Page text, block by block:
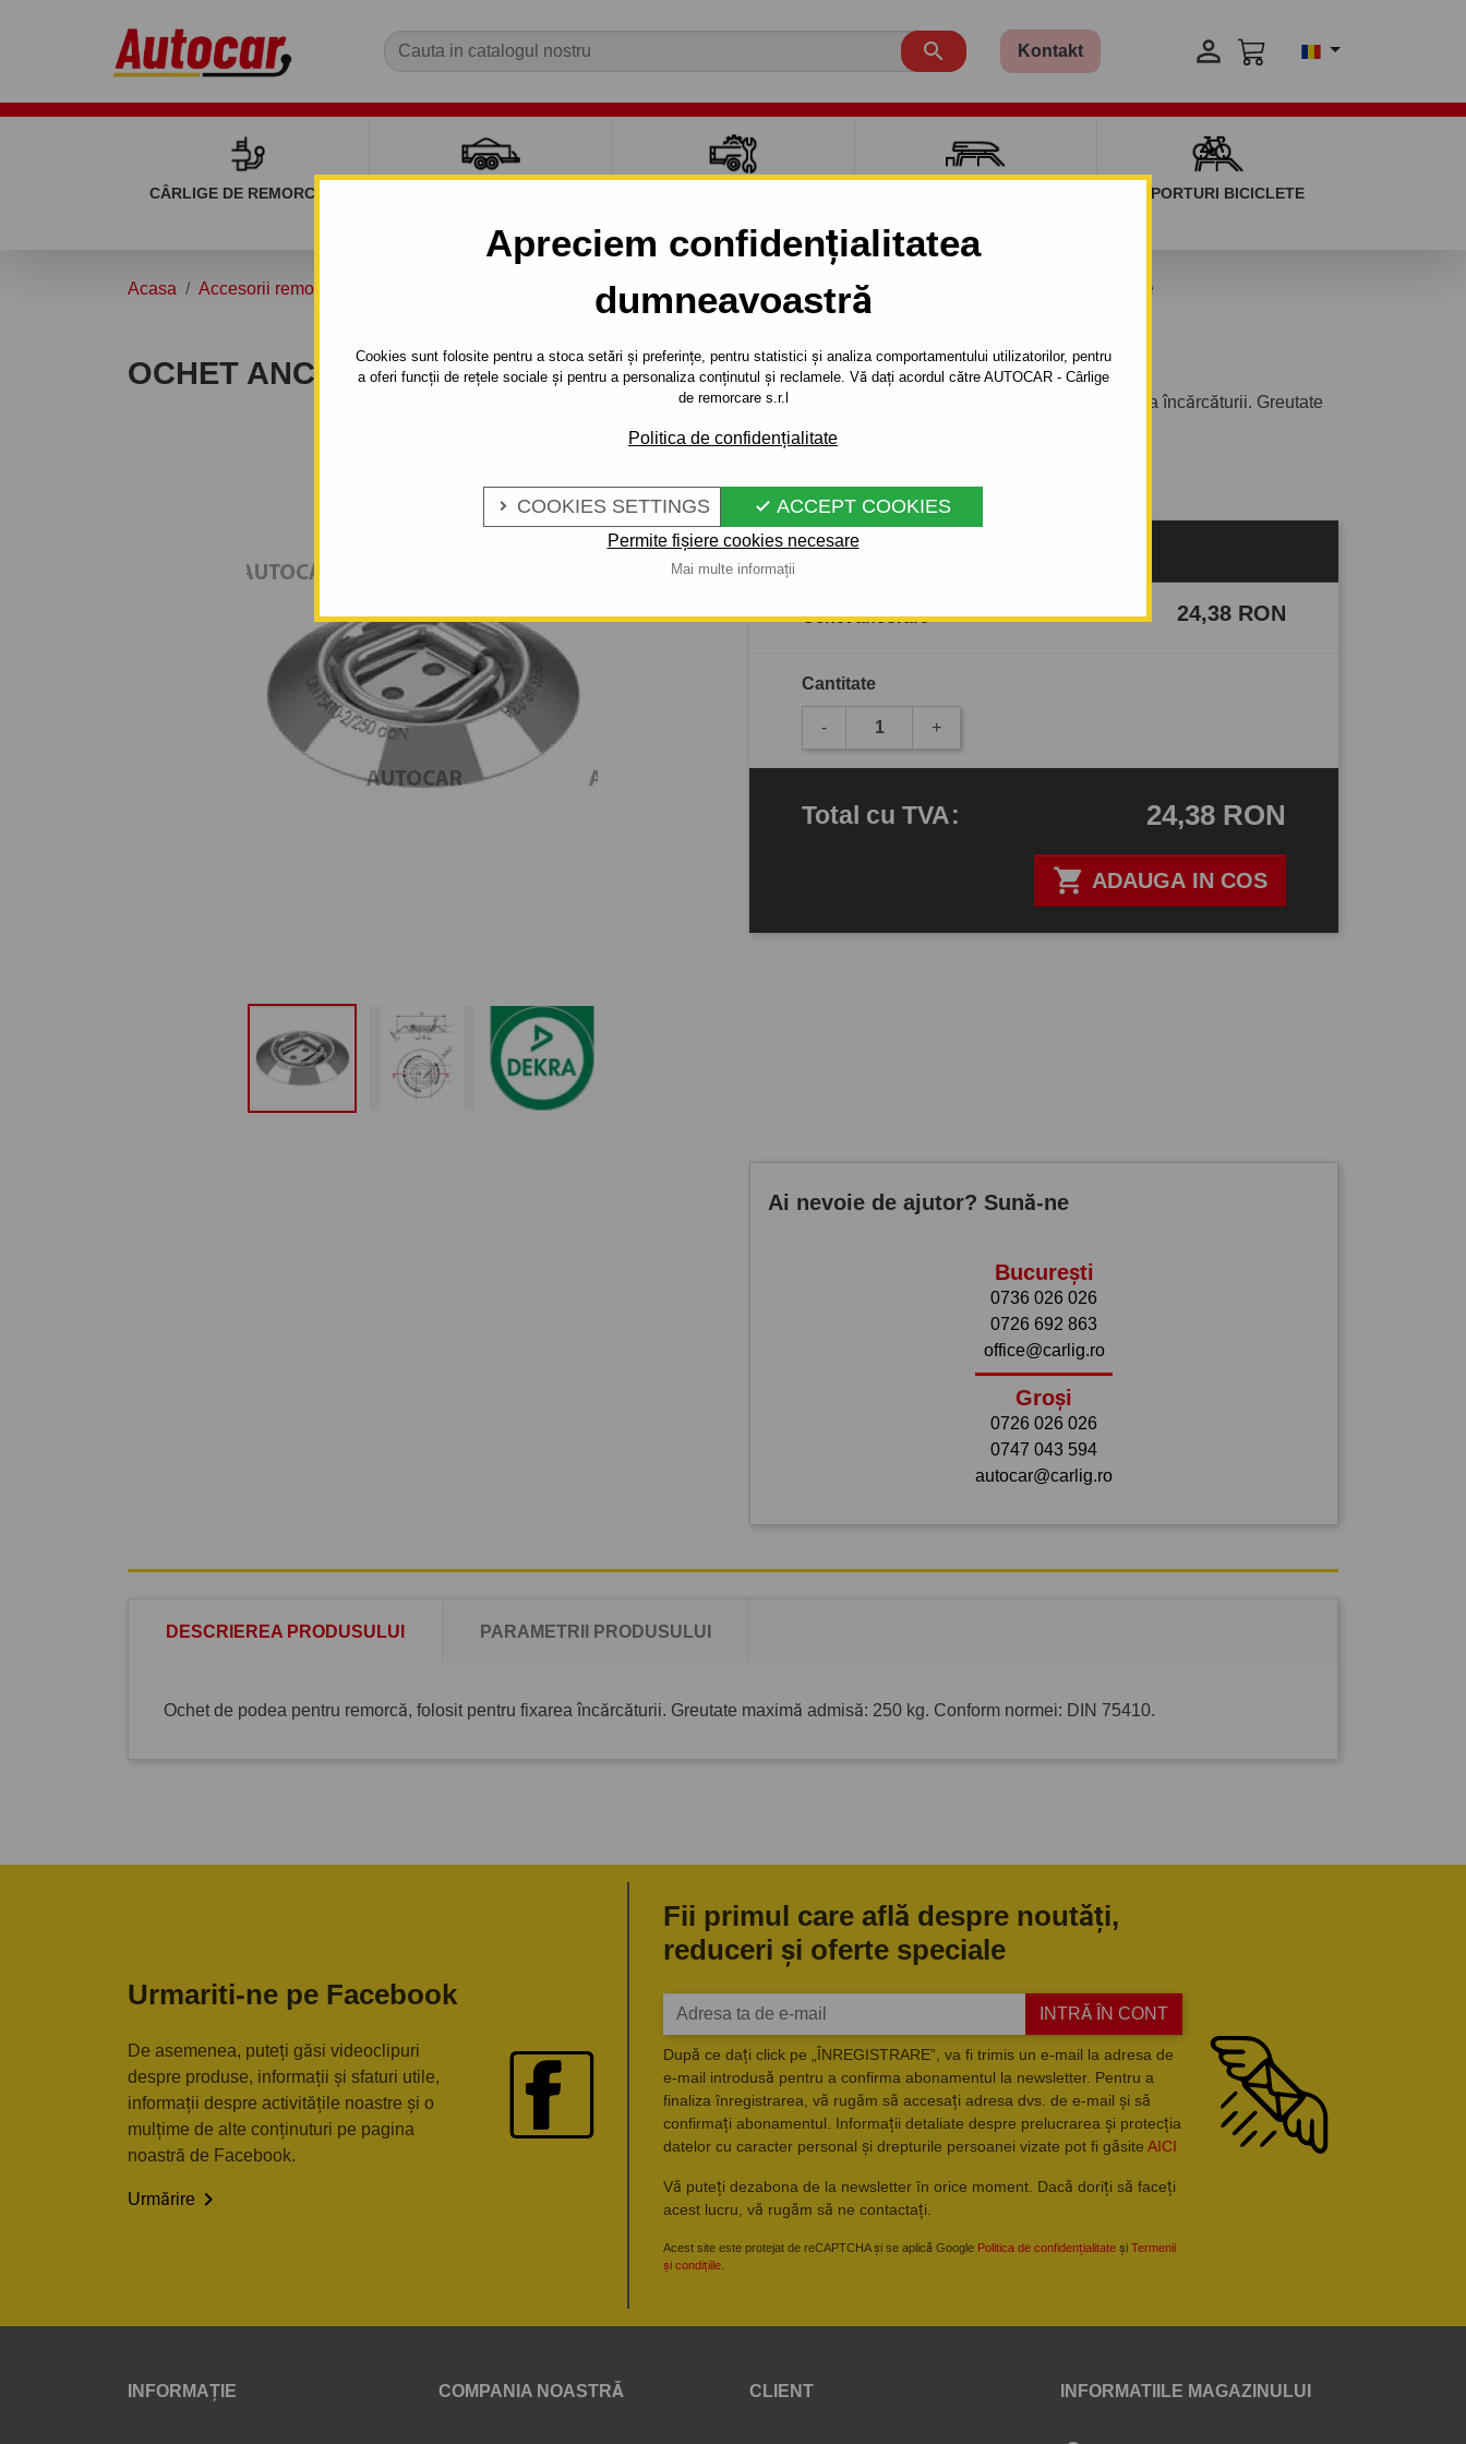
Apreciem confidențialitatea
dumneavoastră
Cookies sunt folosite pentru a stoca setări și preferințe, pentru statistici și analiza comportamentului utilizatorilor, pentru
a oferi funcții de rețele sociale și pentru a personaliza conținutul și reclamele. Vă dați acordul către AUTOCAR - Cârlige
de remorcare s.r.l
Politica de confidențialitate
 COOKIES SETTINGS  ACCEPT COOKIES
Permite fișiere cookies necesare
Mai multe informații
 Kontakt 
CÂRLIGE DE REMORCARE SUPORTURI BICICLETE
Acasa Accesorii remorcă auto Inchizatori obloane,balamele, ocheti ancorare Ocheți ancorare Ochet ancorare
OCHET ANCORARE Referinta: UP-03A
Ochet de podea pentru remorcă, folosit pentru fixarea încărcăturii. Greutate
maximă admisă: 250 kg.
Descrierea completă a produsului
În stoc
Ochet ancorare 24,38 RON
Cantitate
- +
 ADAUGA IN COS
Total cu TVA: 24,38 RON
Ai nevoie de ajutor? Sună-ne
București
0736 026 026
0726 692 863
office@carlig.ro
Groși
0726 026 026
0747 043 594
autocar@carlig.ro
DESCRIEREA PRODUSULUI PARAMETRII PRODUSULUI
Ochet de podea pentru remorcă, folosit pentru fixarea încărcăturii. Greutate maximă admisă: 250 kg. Conform normei: DIN 75410.
Urmariti-ne pe Facebook
De asemenea, puteți găsi videoclipuri
despre produse, informații și sfaturi utile,
informații despre activitățile noastre și o
mulțime de alte conținuturi pe pagina
noastră de Facebook.
Urmărire 
Fii primul care află despre noutăți,
reduceri și oferte speciale
INTRĂ ÎN CONT
După ce dați click pe „ÎNREGISTRARE”, va fi trimis un e-mail la adresa de
e-mail introdusă pentru a confirma abonamentul la newsletter. Pentru a
finaliza înregistrarea, vă rugăm să accesați adresa dvs. de e-mail și să
confirmați abonamentul. Informații detaliate despre prelucrarea și protecția
datelor cu caracter personal și drepturile persoanei vizate pot fi găsite AICI
Vă puteți dezabona de la newsletter în orice moment. Dacă doriți să faceți
acest lucru, vă rugăm să ne contactați.
Acest site este protejat de reCAPTCHA și se aplică Google Politica de confidențialitate și Termenii
și condițiile
INFORMAȚIE COMPANIA NOASTRĂ CLIENT INFORMATIILE MAGAZINULUI